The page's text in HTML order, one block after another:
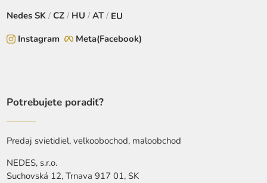
NedesSK / CZ / HU / AT / EU
Instagram
Meta(Facebook)
Potrebujete poradiť?
Predaj svietidiel, veľkoobochod, maloobchod
NEDES, s.r.o.
Suchovská 12, Trnava 917 01, SK